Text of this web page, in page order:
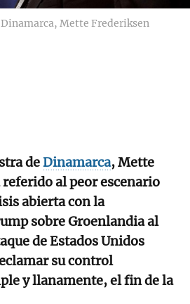
Mette Frederiksen
deDinamarca, Mette
al peor escenario
abierta con la
sobre Groenlandia al
de Estados Unidos
su control
y llanamente, el fin de la